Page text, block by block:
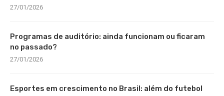
27/01/2026
Programas de auditório: ainda funcionam ou ficaram
no passado?
27/01/2026
Esportes em crescimento no Brasil: além do futebol